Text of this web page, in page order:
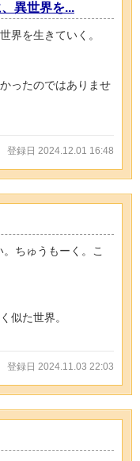
異世界を...
界を生きていく。
ったのではありませ
登録日 2024.12.01 16:48
ちゅうもーく。こ
似た世界。
登録日 2024.11.03 22:03